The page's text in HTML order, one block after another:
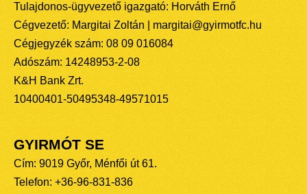
Tulajdonos-ügyvezető igazgató: Horváth Ernő
Cégvezető: Margitai Zoltán | margitai@gyirmotfc.hu
Cégjegyzék szám: 08 09 016084
Adószám: 14248953-2-08
K&H Bank Zrt.
10400401-50495348-49571015
GYIRMÓT SE
Cím: 9019 Győr, Ménfői út 61.
Telefon: +36-96-831-836